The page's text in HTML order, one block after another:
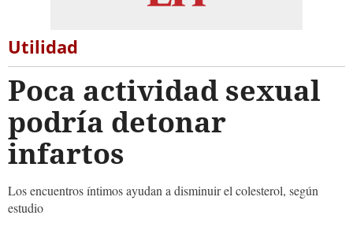
Utilidad
Poca actividad sexual
podría detonar
infartos
Los encuentros íntimos ayudan a disminuir el colesterol, según
estudio